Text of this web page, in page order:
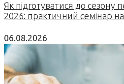
Як підготуватися до сезону
2026: практичний семінар
06.08.2026